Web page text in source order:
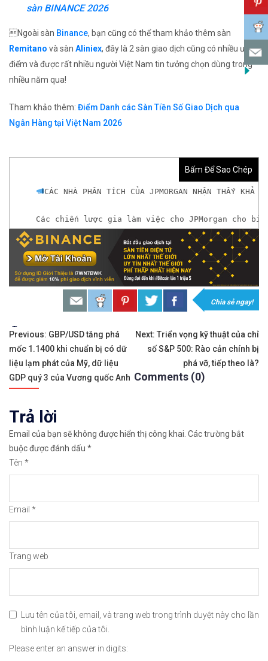
sàn BINANCE 2026
Ngoài sàn Binance, bạn cũng có thể tham khảo thêm sàn
Remitano và sàn Aliniex, đây là 2 sàn giao dịch cũng có nhiều ưu
điểm và được rất nhiều người Việt Nam tin tưởng chọn dùng trong
nhiều năm qua!
Tham khảo thêm: Điểm Danh các Sàn Tiền Số Giao Dịch qua
Ngân Hàng tại Việt Nam 2026
Bấm Để Sao Chép
CÁC NHÀ PHÂN TÍCH CỦA JPMORGAN NHẬN THẤY KHẢ
Các chiến lược gia làm việc cho JPMorgan cho
𝘟𝘦𝘮 𝘤𝘩𝘪 𝘵𝘪ế𝘵: https://chungkhoanforex.com/cac-
𝐀𝐧 𝐭â𝐦 𝐦ở 𝐭à𝐢 𝐤𝐡𝐨ả𝐧 𝐠𝐢𝐚𝐨 𝐝ị𝐜𝐡 𝐁𝐢𝐭𝐜𝐨𝐢𝐧 𝐯à 𝐧𝐡𝐢ề𝐮
𝘔ở 𝘵à𝘪 𝘬𝘩𝘰ả𝘯 𝘵𝘳ê𝘯 𝘴à𝘯 𝘉𝘪𝘯𝘢𝘯𝘤𝘦 𝘯ổ𝘪 𝘵𝘪ế𝘯𝘨:
Xem cách mở tài khoản trên sàn Binance được
Xem hướng dẫn cách giao dịch Mua – Bán
𝘔ở 𝘵à𝘪 𝘬𝘩𝘰ả𝘯 𝘵𝘳ê𝘯 𝘴à𝘯 𝘙𝘦𝘮𝘪𝘵𝘢𝘯𝘰 𝘯ổ𝘪 𝘵𝘪ế𝘯𝘨:
Xem cách mở tài khoản trên sàn Remitano dễ
Xem video hướng dẫn cách mua bán tiền điện
#binance #remitano #bitcoin #tiendientu #tienso
Chia sẻ ngay!
Tags:
Điều
hướng
bài
viết
Previous: GBP/USD tăng phá
mốc 1.1400 khi chuẩn bị có dữ
liệu lạm phát của Mỹ, dữ liệu
GDP quý 3 của Vương quốc Anh
Next: Triển vọng kỹ thuật của chỉ
số S&P 500: Rào cản chính bị
phá vỡ, tiếp theo là?
Comments (0)
Trả lời
Email của bạn sẽ không được hiển thị công khai. Các trường bắt
buộc được đánh dấu *
Tên *
Email *
Trang web
Lưu tên của tôi, email, và trang web trong trình duyệt này cho lần
bình luận kế tiếp của tôi.
Please enter an answer in digits: